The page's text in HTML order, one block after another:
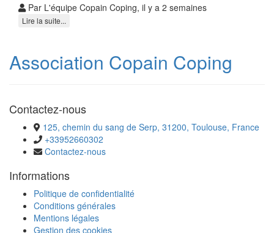
Par L'équipe Copain Coping, il y a 2 semaines
Lire la suite...
Association Copain Coping
Contactez-nous
125, chemin du sang de Serp, 31200, Toulouse, France
+33952660302
Contactez-nous
Informations
Politique de confidentialité
Conditions générales
Mentions légales
Gestion des cookies